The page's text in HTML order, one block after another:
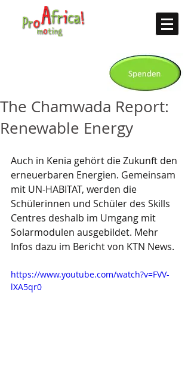
The Chamwada Report:
Renewable Energy
Auch in Kenia gehört die Zukunft den
erneuerbaren Energien. Gemeinsam
mit UN-HABITAT, werden die
Schülerinnen und Schüler des Skills
Centres deshalb im Umgang mit
Solarmodulen ausgebildet. Mehr
Infos dazu im Bericht von KTN News.
https://www.youtube.com/watch?v=FVV-
lXA5qr0